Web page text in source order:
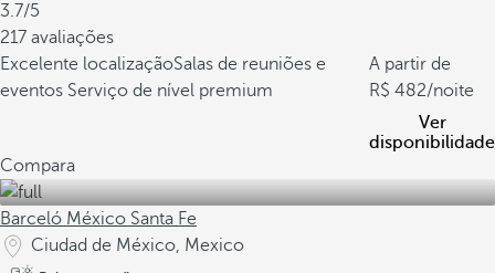
3.7/5
217 avaliações
Excelente localizaçãoSalas de reuniões e
eventos Serviço de nível premium
A partir de
482/noite
Ver
disponibilidade
Compara
Barceló México Santa Fe
Ciudad de México, Mexico